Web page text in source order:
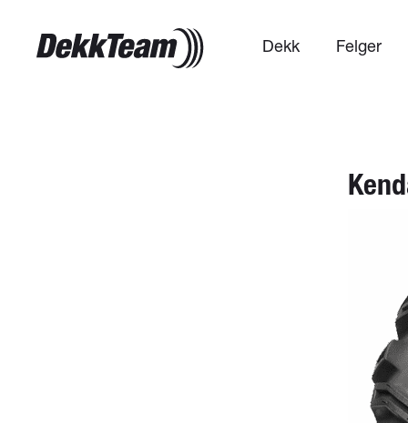
Dekk Felger